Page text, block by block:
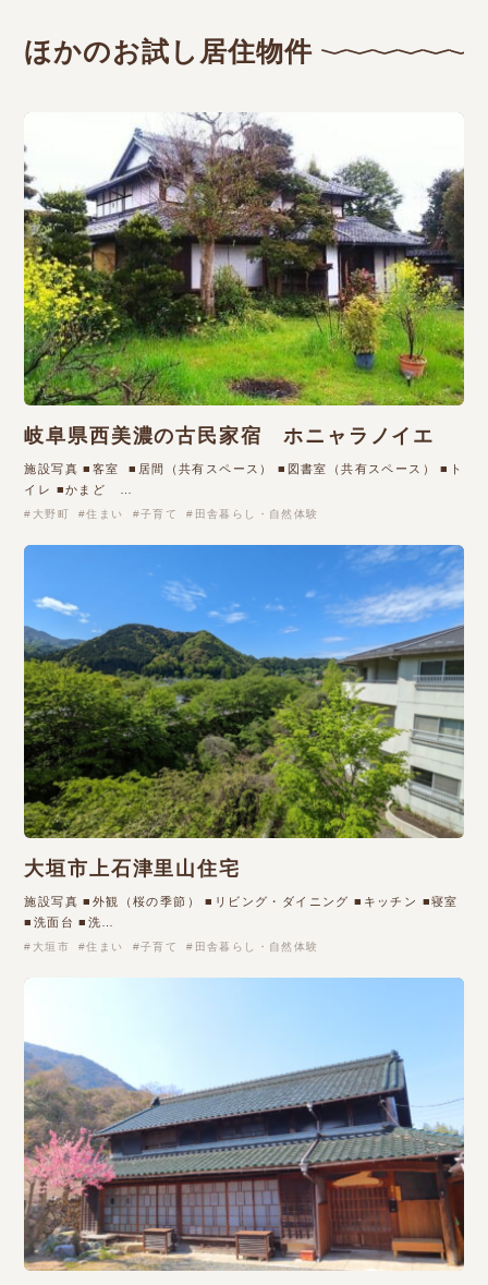
ほかのお試し居住物件
岐阜県西美濃の古民家宿 ホニャラノイエ
施設写真 ■客室 ■居間（共有スペース） ■図書室（共有スペース） ■ト
イレ ■かまど …
大野町 住まい 子育て 田舎暮らし・自然体験
大垣市上石津里山住宅
施設写真 ■外観（桜の季節） ■リビング・ダイニング ■キッチン ■寝室
■洗面台 ■洗…
大垣市 住まい 子育て 田舎暮らし・自然体験